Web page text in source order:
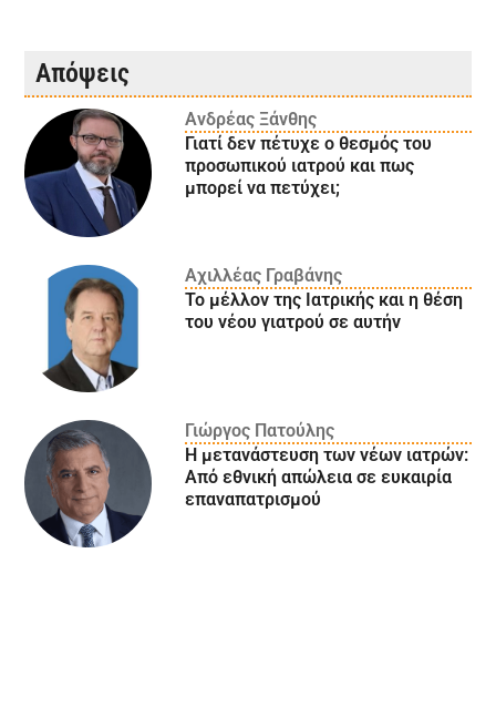
Απόψεις
Ανδρέας Ξάνθης
Γιατί δεν πέτυχε ο θεσμός του
προσωπικού ιατρού και πως
μπορεί να πετύχει;
Αχιλλέας Γραβάνης
Το μέλλον της Ιατρικής και η θέση
του νέου γιατρού σε αυτήν
Γιώργος Πατούλης
Η μετανάστευση των νέων ιατρών:
Aπό εθνική απώλεια σε ευκαιρία
επαναπατρισμού